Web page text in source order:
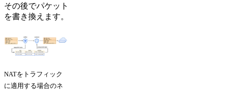
その後でパケット
を書き換えます。
NATをトラフィック
に適用する場合のネ